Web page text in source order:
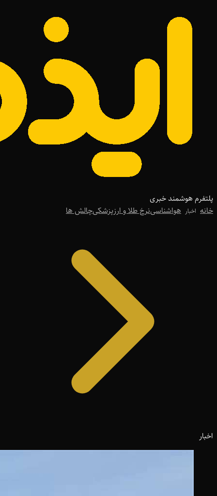
پلتفرم هوشمند خبری
خانه اخبار هواشناسینرخ طلا و ارزپزشکیچالش ها
اخبار